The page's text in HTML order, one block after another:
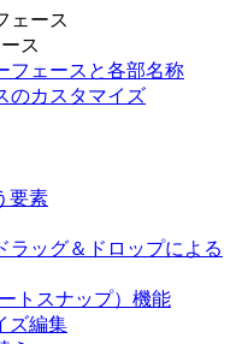
ェース
ス
フェースと各部名称
のカスタマイズ
要素
ラッグ＆ドロップによる
トスナップ）機能
ズ編集